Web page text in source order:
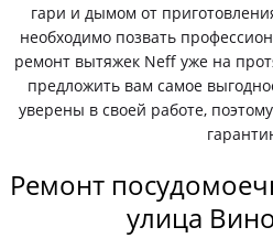
гари и дымом от
необходимо позвать
ремонт вытяжек Neff уже на
предложить вам самое
уверены в своей работе,
Ремонт
улица